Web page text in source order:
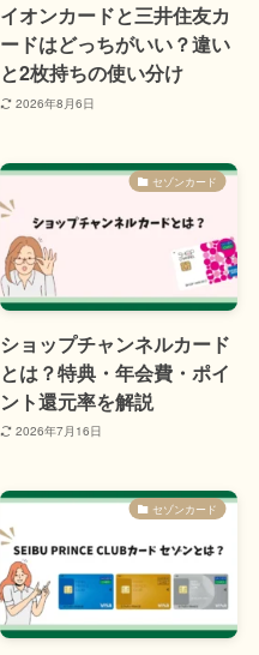
イオンカードと三井住友カ
ードはどっちがいい？違い
と2枚持ちの使い分け
2026年8月6日
セゾンカード
ショップチャンネルカード
とは？特典・年会費・ポイ
ント還元率を解説
2026年7月16日
セゾンカード